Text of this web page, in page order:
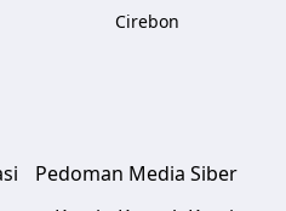
Cirebon
Pedoman Media Siber